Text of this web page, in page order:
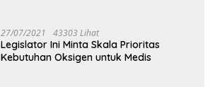
27/07/2021 43303 Lihat
Legislator Ini Minta Skala Prioritas
Kebutuhan Oksigen untuk Medis